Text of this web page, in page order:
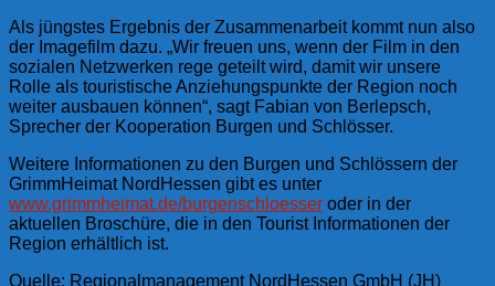
Als jüngstes Ergebnis der Zusammenarbeit kommt nun also
der Imagefilm dazu. „Wir freuen uns, wenn der Film in den
sozialen Netzwerken rege geteilt wird, damit wir unsere
Rolle als touristische Anziehungspunkte der Region noch
weiter ausbauen können“, sagt Fabian von Berlepsch,
Sprecher der Kooperation Burgen und Schlösser.
Weitere Informationen zu den Burgen und Schlössern der
GrimmHeimat NordHessen gibt es unter
www.grimmheimat.de/burgenschloesser oder in der
aktuellen Broschüre, die in den Tourist Informationen der
Region erhältlich ist.
Quelle: Regionalmanagement NordHessen GmbH (JH)